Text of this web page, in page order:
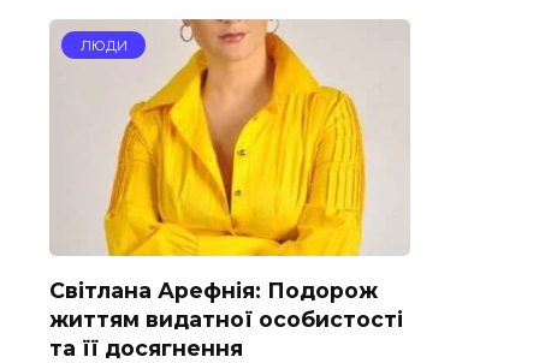
ЛЮДИ
Світлана Арефнія: Подорож
життям видатної особистості
та її досягнення